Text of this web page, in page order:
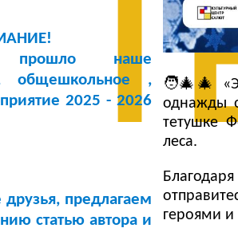
наше
общешкольное ,
2025 - 2026
друзья, предлагаем
статью автора и
🧑‍🎄🎄
однажды
тетушке
леса.
героями